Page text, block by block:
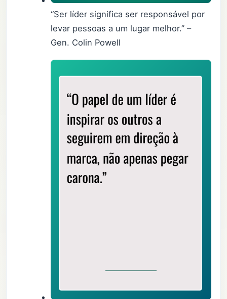
“Ser líder significa ser responsável por
levar pessoas a um lugar melhor.” –
Gen. Colin Powell